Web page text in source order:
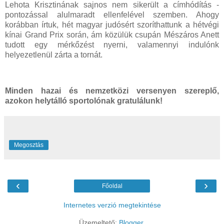
Lehota Krisztinának sajnos nem sikerült a címhódítás -
pontozással alulmaradt ellenfelével szemben. Ahogy
korábban írtuk, hét magyar judósért szoríthattunk a hétvégi
kínai Grand Prix során, ám közülük csupán Mészáros Anett
tudott egy mérkőzést nyerni, valamennyi indulónk
helyezetlenül zárta a tornát.
Minden hazai és nemzetközi versenyen szereplő,
azokon helytálló sportolónak gratulálunk!
Megosztás
‹ ›
Főoldal
Internetes verzió megtekintése